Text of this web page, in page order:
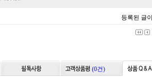
등록된 글
(0건)